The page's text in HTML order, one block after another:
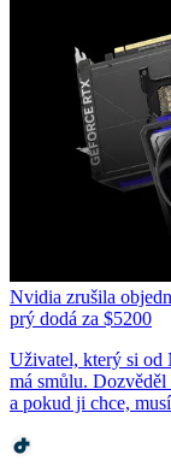
Nvidia zrušila
prý dodá za $5200
Uživatel, který si od
má smůlu. Dozvěděl
a pokud ji chce,